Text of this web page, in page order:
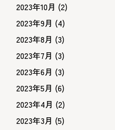
2023年10月 (2)
2023年9月 (4)
2023年8月 (3)
2023年7月 (3)
2023年6月 (3)
2023年5月 (6)
2023年4月 (2)
2023年3月 (5)